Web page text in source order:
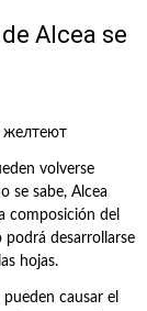
Alcea se
volverse
se sabe, Alcea
composición del
podrá desarrollarse
hojas.
causar el